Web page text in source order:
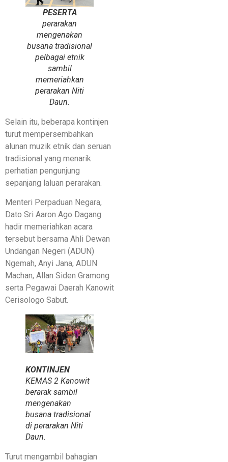
PESERTA
perarakan
mengenakan
busana tradisional
pelbagai etnik
sambil
memeriahkan
perarakan Niti
Daun.
Selain itu, beberapa kontinjen
turut mempersembahkan
alunan muzik etnik dan seruan
tradisional yang menarik
perhatian pengunjung
sepanjang laluan perarakan.
Menteri Perpaduan Negara,
Dato Sri Aaron Ago Dagang
hadir memeriahkan acara
tersebut bersama Ahli Dewan
Undangan Negeri (ADUN)
Ngemah, Anyi Jana, ADUN
Machan, Allan Siden Gramong
serta Pegawai Daerah Kanowit
Cerisologo Sabut.
KONTINJEN
KEMAS 2 Kanowit
berarak sambil
mengenakan
busana tradisional
di perarakan Niti
Daun.
Turut mengambil bahagian